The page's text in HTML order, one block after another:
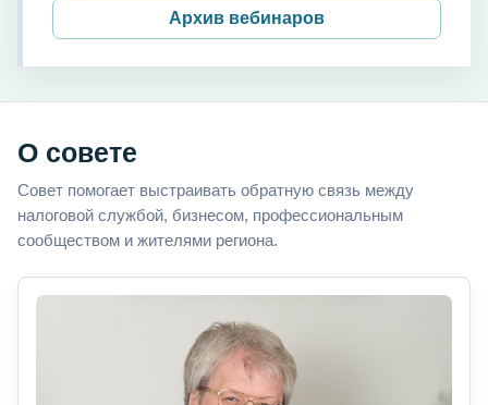
Архив вебинаров
О совете
Совет помогает выстраивать обратную связь между
налоговой службой, бизнесом, профессиональным
сообществом и жителями региона.